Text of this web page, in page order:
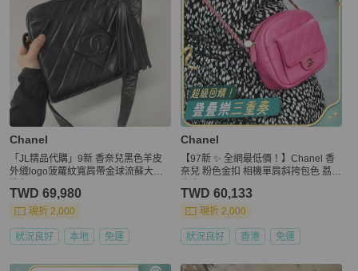
Chanel
「JL精品代購」9新 香奈兒黑色羊皮
外縫logo菠蘿紋寬肩帶金球流蘇大相
TWD 69,980
現折 2,000
狀況良好 本地 免運
Chanel
【97新 ✨ 全網最低價！】Chanel 香
奈兒 粉色金扣 相機單肩斜挎包色 荔枝
TWD 60,133
現折 2,000
狀況良好 香港 免運